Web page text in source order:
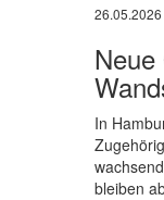
26.05.2026
In
bleiben